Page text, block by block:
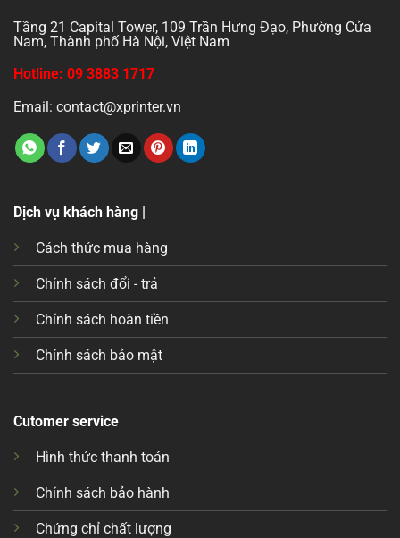
Tầng 21 Capital Tower, 109 Trần Hưng Đạo, Phường Cửa
Nam, Thành phố Hà Nội, Việt Nam
Hotline: 09 3883 1717
Email: contact@xprinter.vn
Dịch vụ khách hàng |
Cách thức mua hàng
Chính sách đổi - trả
Chính sách hoàn tiền
Chính sách bảo mật
Cutomer service
Hình thức thanh toán
Chính sách bảo hành
Chứng chỉ chất lượng